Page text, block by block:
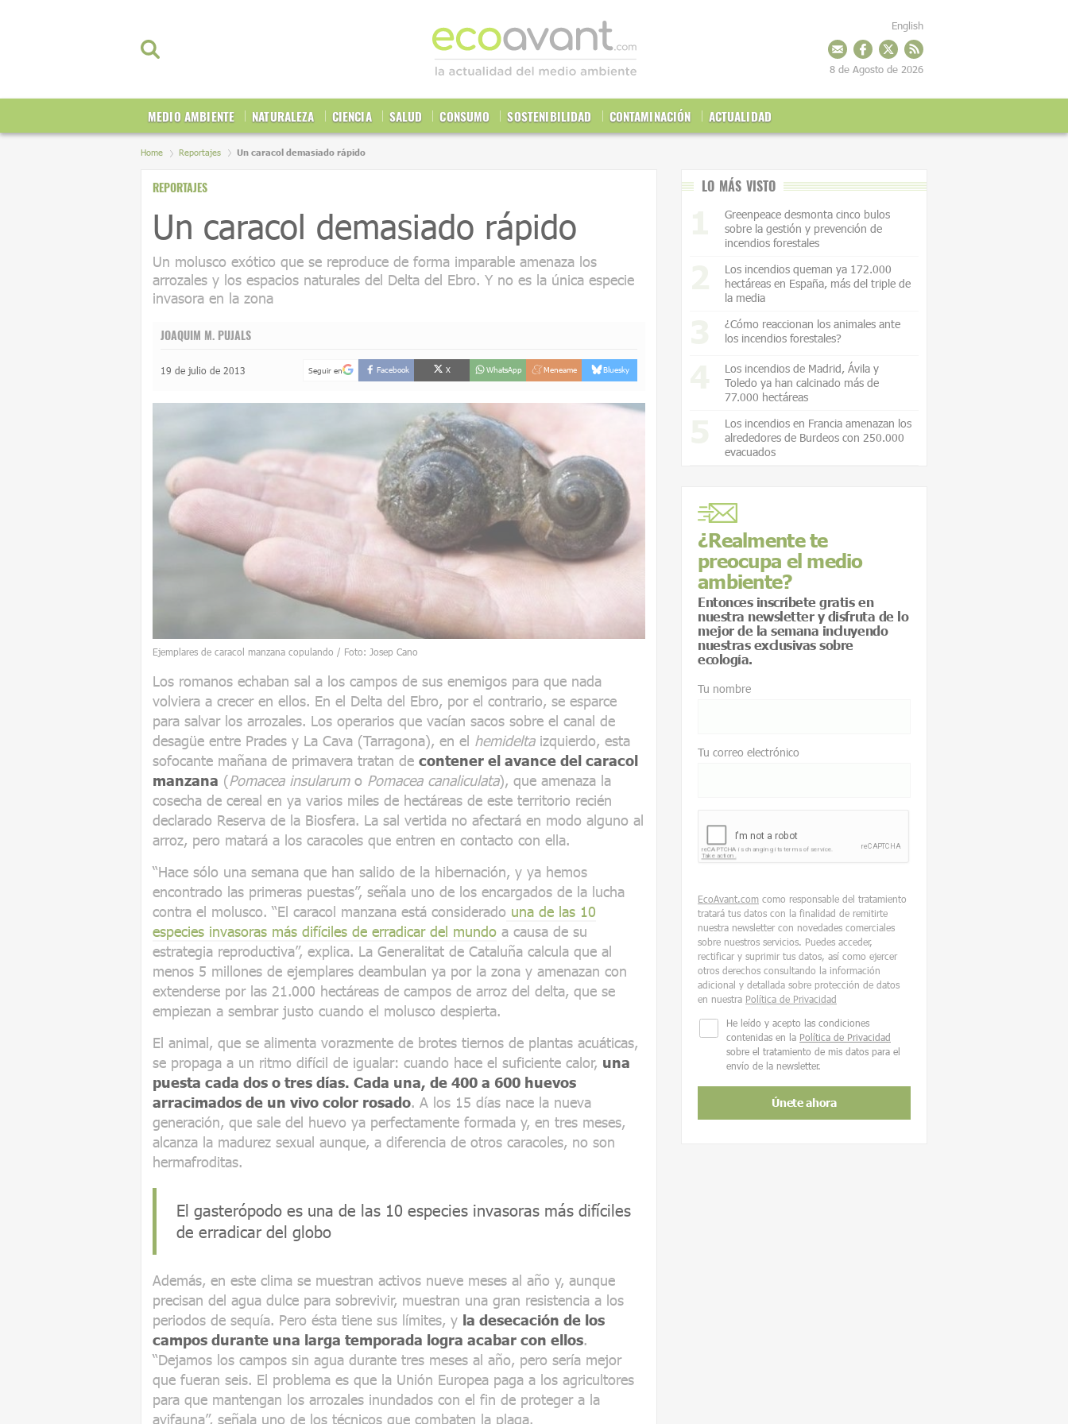
MEDIO AMBIENTE NATURALEZA CIENCIA SALUD CONSUMO SOSTENIBILIDAD CONTAMINACIÓN ACTUALIDAD
English
8 de Agosto de 2026
Home Reportajes Un caracol demasiado rápido
REPORTAJES
Un caracol demasiado rápido
Un molusco exótico que se reproduce de forma imparable amenaza los
arrozales y los espacios naturales del Delta del Ebro. Y no es la única especie
invasora en la zona
JOAQUIM M. PUJALS
19 de julio de 2013 Seguir en Facebook X WhatsApp Meneame Bluesky
Ejemplares de caracol manzana copulando / Foto: Josep Cano
Los romanos echaban sal a los campos de sus enemigos para que nada
volviera a crecer en ellos. En el Delta del Ebro, por el contrario, se esparce
para salvar los arrozales. Los operarios que vacían sacos sobre el canal de
desagüe entre Prades y La Cava (Tarragona), en el hemideltaizquierdo, esta
sofocante mañana de primavera tratan de contener el avance del caracol
manzana (Pomacea insularumo Pomacea canaliculata), que amenaza la
cosecha de cereal en ya varios miles de hectáreas de este territorio recién
declarado Reserva de la Biosfera. La sal vertida no afectará en modo alguno al
arroz, pero matará a los caracoles que entren en contacto con ella.
“Hace sólo una semana que han salido de la hibernación, y ya hemos
encontrado las primeras puestas”, señala uno de los encargados de la lucha
contra el molusco. “El caracol manzana está considerado una de las 10
especies invasoras más difíciles de erradicar del mundo a causa de su
estrategia reproductiva”, explica. La Generalitat de Cataluña calcula que al
menos 5 millones de ejemplares deambulan ya por la zona y amenazan con
extenderse por las 21.000 hectáreas de campos de arroz del delta, que se
empiezan a sembrar justo cuando el molusco despierta.
El animal, que se alimenta vorazmente de brotes tiernos de plantas acuáticas,
se propaga a un ritmo difícil de igualar: cuando hace el suficiente calor, una
puesta cada dos o tres días. Cada una, de 400 a 600 huevos
arracimados de un vivo color rosado. A los 15 días nace la nueva
generación, que sale del huevo ya perfectamente formada y, en tres meses,
alcanza la madurez sexual aunque, a diferencia de otros caracoles, no son
hermafroditas.
El gasterópodo es una de las 10 especies invasoras más difíciles
de erradicar del globo
Además, en este clima se muestran activos nueve meses al año y, aunque
precisan del agua dulce para sobrevivir, muestran una gran resistencia a los
periodos de sequía. Pero ésta tiene sus límites, y la desecación de los
campos durante una larga temporada logra acabar con ellos.
“Dejamos los campos sin agua durante tres meses al año, pero sería mejor
que fueran seis. El problema es que la Unión Europea paga a los agricultores
para que mantengan los arrozales inundados con el fin de proteger a la
avifauna”, señala uno de los técnicos que combaten la plaga.
LO MÁS VISTO
Greenpeace desmonta cinco bulos
sobre la gestión y prevención de
incendios forestales
Los incendios queman ya 172.000
hectáreas en España, más del triple de
la media
¿Cómo reaccionan los animales ante
los incendios forestales?
Los incendios de Madrid, Ávila y
Toledo ya han calcinado más de
77.000 hectáreas
Los incendios en Francia amenazan los
alrededores de Burdeos con 250.000
evacuados
¿Realmente te
preocupa el medio
ambiente?
Entonces inscríbete gratis en
nuestra newsletter y disfruta de lo
mejor de la semana incluyendo
nuestras exclusivas sobre
ecología.
Tu nombre
Tu correo electrónico
EcoAvant.com como responsable del tratamiento
tratará tus datos con la finalidad de remitirte
nuestra newsletter con novedades comerciales
sobre nuestros servicios. Puedes acceder,
rectificar y suprimir tus datos, así como ejercer
otros derechos consultando la información
adicional y detallada sobre protección de datos
en nuestra Política de Privacidad
He leído y acepto las condiciones
contenidas en la Política de Privacidad
sobre el tratamiento de mis datos para el
envío de la newsletter.